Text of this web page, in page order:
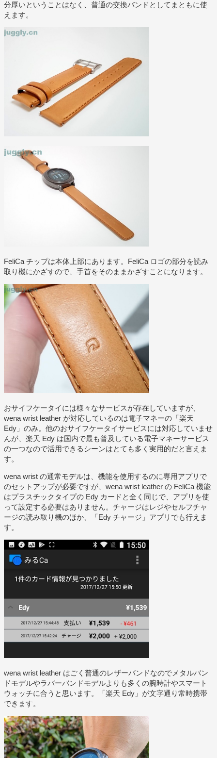
分厚いということはなく、普通の交換バンドとしてまともに使
えます。
FeliCa チップは本体上部にあります。FeliCa ロゴの部分を読み
取り機にかざすので、手首をそのままかざすことになります。
おサイフケータイには様々なサービスが存在していますが、
wena wrist leather が対応しているのは電子マネーの「楽天
Edy」のみ。他のおサイフケータイサービスには対応していませ
んが、楽天 Edy は国内で最も普及している電子マネーサービス
の一つなので活用できるシーンはとても多く実用的だと言えま
す。
wena wrist の通常モデルは、機能を使用するのに専用アプリで
のセットアップが必要ですが、wena wrist leather の FeliCa 機能
はプラスチックタイプの Edy カードと全く同じで、アプリを使
って設定する必要はありません。チャージはレジやセルフチャ
ージの読み取り機のほか、「Edy チャージ」アプリでも行えま
す。
wena wrist leather はごく普通のレザーバンドなのでメタルバン
ドモデルやラバーバンドモデルよりも多くの腕時計やスマート
ウォッチに合うと思います。「楽天 Edy」が文字通り常時携帯
できます。